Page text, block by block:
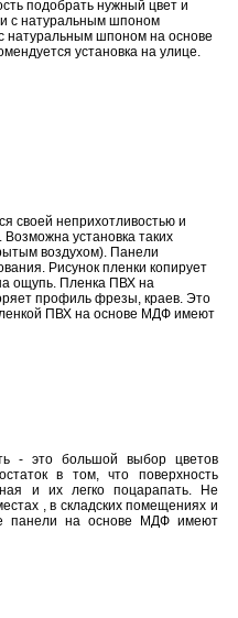
подобрать нужный цвет и
с натуральным шпоном
натуральным шпоном на основе
установка на улице.
своей неприхотливостью и
Возможна установка таких
воздухом). Панели
Рисунок пленки копирует
ощупь. Пленка ПВХ на
профиль фрезы, краев. Это
ПВХ на основе МДФ имеют
- это большой выбор цветов
в том, что поверхность
и их легко поцарапать. Не
, в складских помещениях и
панели на основе МДФ имеют